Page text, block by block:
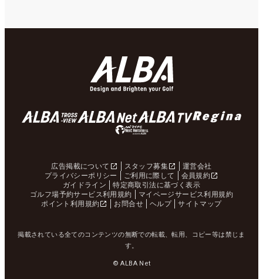
広告掲載について スタッフ募集
運営会社
プライバシーポリシー
ご利用に際して
会員規約
ガイドライン
特定商取引法に基づく表示
ゴルフ場予約サービス利用規約
マイページサービス利用規約
ポイント利用規約
お問合せ ヘルプ サイトマップ
掲載されている全てのコンテンツの無断での転載、転用、コピー等は禁じま
す。
© ALBA Net